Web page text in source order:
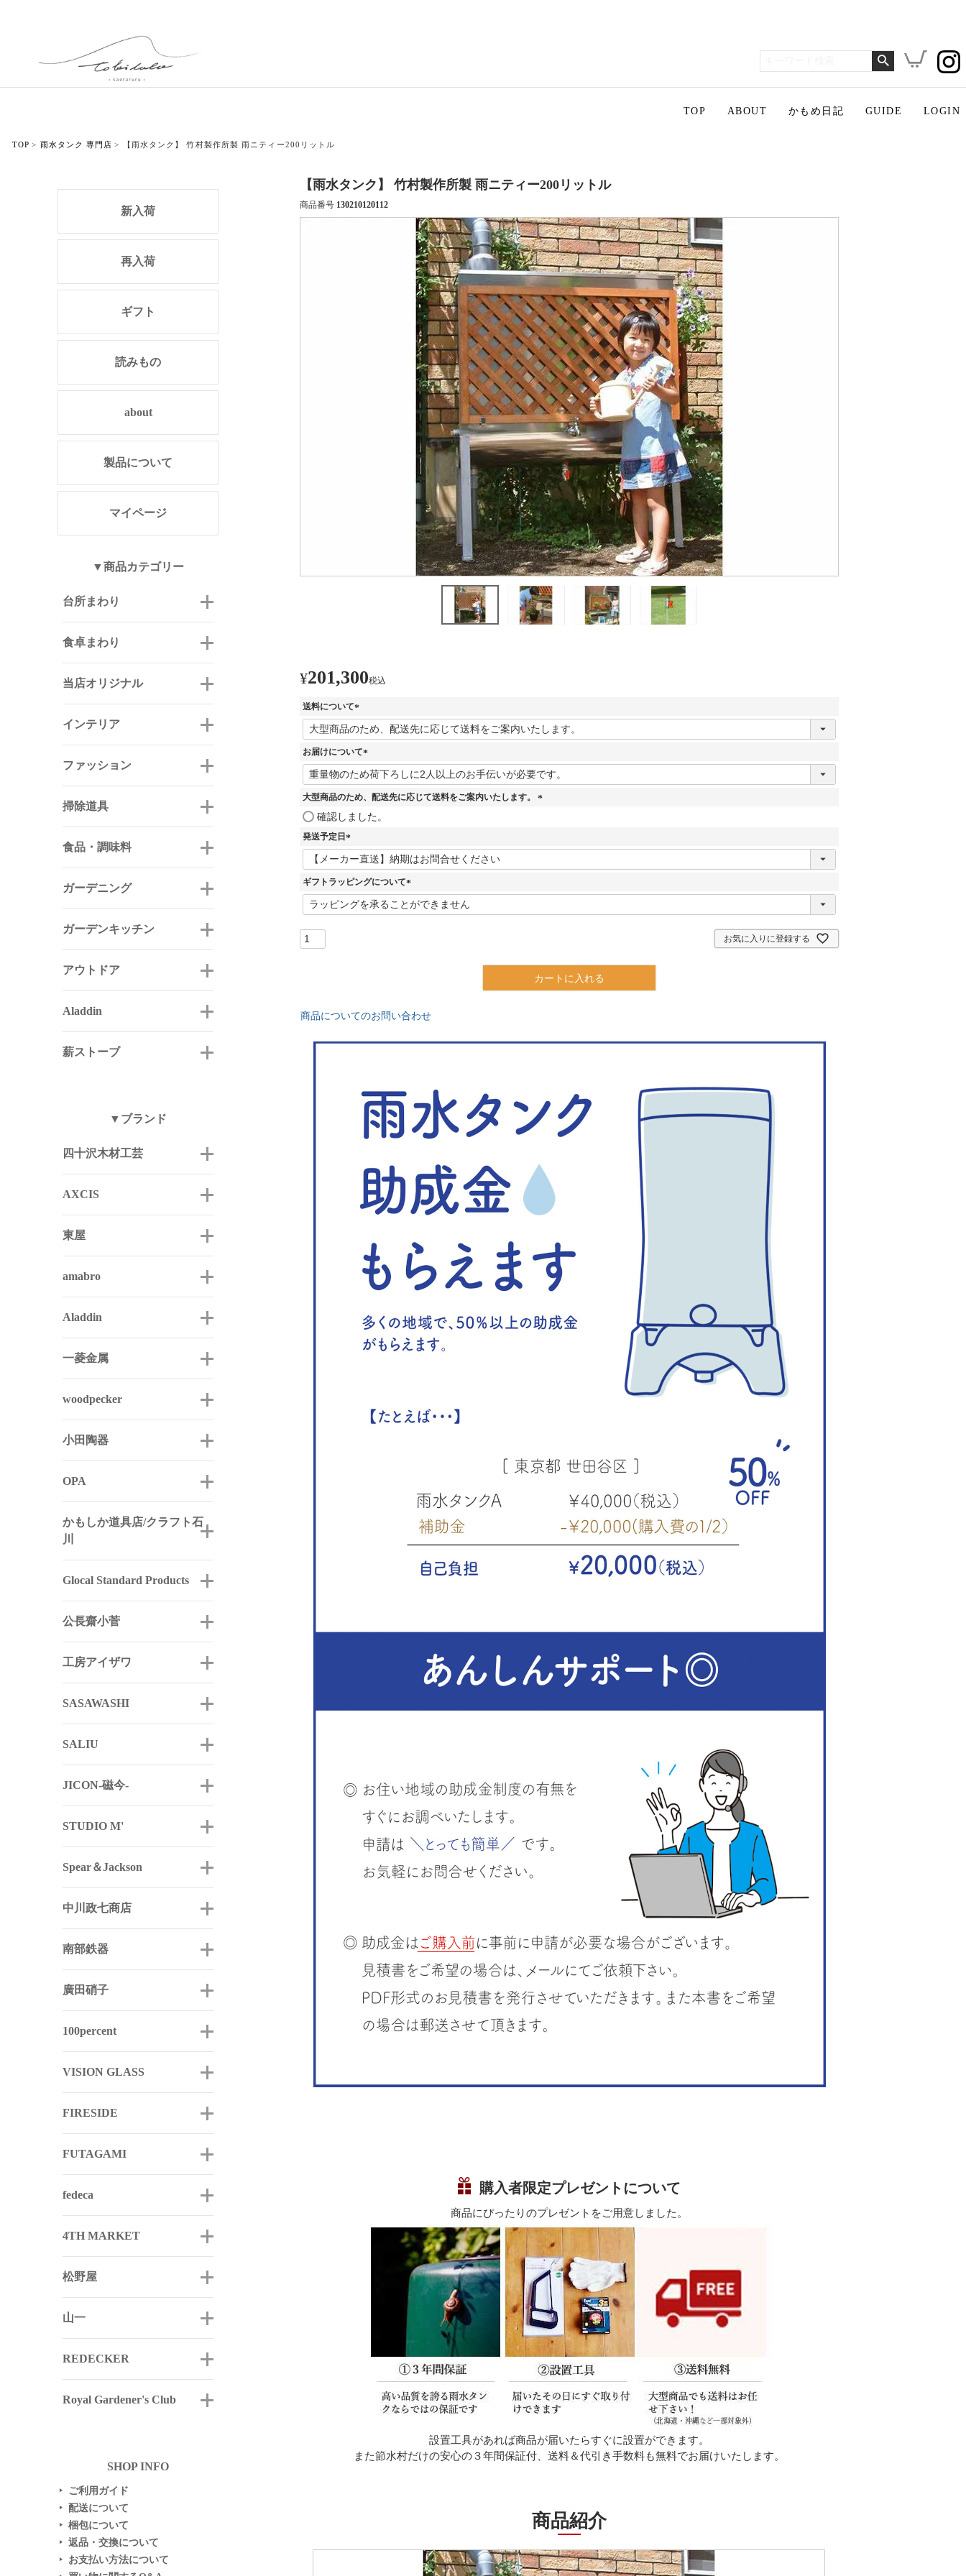
TOP ABOUT かもめ日記 GUIDE LOGIN
TOP 雨水タンク 専門店 【雨水タンク】 竹村製作所製 雨ニティー200リットル
新入荷
再入荷
ギフト
読みもの
about
製品について
マイページ
▼商品カテゴリー
台所まわり
食卓まわり
当店オリジナル
インテリア
ファッション
掃除道具
食品・調味料
ガーデニング
ガーデンキッチン
アウトドア
Aladdin
薪ストーブ
▼ブランド
四十沢木材工芸
AXCIS
東屋
amabro
Aladdin
一菱金属
woodpecker
小田陶器
OPA
かもしか道具店/クラフト石
川
Glocal Standard Products
公長齋小菅
工房アイザワ
SASAWASHI
SALIU
JICON-磁今-
STUDIO M'
Spear＆Jackson
中川政七商店
南部鉄器
廣田硝子
100percent
VISION GLASS
FIRESIDE
FUTAGAMI
fedeca
4TH MARKET
松野屋
山一
REDECKER
Royal Gardener's Club
SHOP INFO
▶ ご利用ガイド
▶ 配送について
▶ 梱包について
▶ 返品・交換について
▶ お支払い方法について
【雨水タンク】 竹村製作所製 雨ニティー200リットル
商品番号 130210120112
¥201,300税込
送料について
(
必
須
お届けについて
(
必
大型商品のため、配送先に応じて送料をご案内いたします。
)
確認しました。
発送予定日
(
必
須
ギフトラッピングについて
(
必
お気に入りに登録する
カートに入れる
商品についてのお問い合わせ
購入者限定プレゼントについて
商品にぴったりのプレゼントをご用意しました。
設置工具があれば商品が届いたらすぐに設置ができます。
また節水村だけの安心の３年間保証付、送料＆代引き手数料も無料でお届けいたします。
商品紹介